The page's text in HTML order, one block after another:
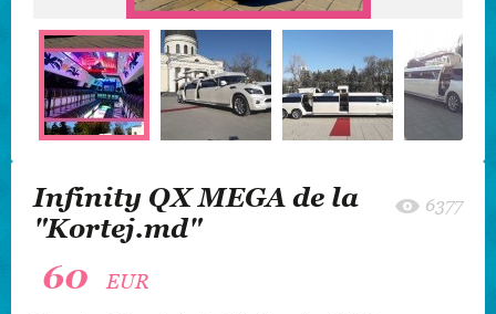
Infinity QX MEGA de la
"Kortej.md"
6377
60 EUR